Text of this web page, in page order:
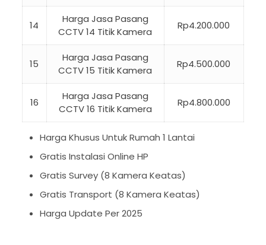
14
Harga Jasa Pasang
CCTV 14 Titik Kamera
Rp4.200.000
15
Harga Jasa Pasang
CCTV 15 Titik Kamera
Rp4.500.000
16
Harga Jasa Pasang
CCTV 16 Titik Kamera
Rp4.800.000
Harga Khusus Untuk Rumah 1 Lantai
Gratis Instalasi Online HP
Gratis Survey (8 Kamera Keatas)
Gratis Transport (8 Kamera Keatas)
Harga Update Per 2025